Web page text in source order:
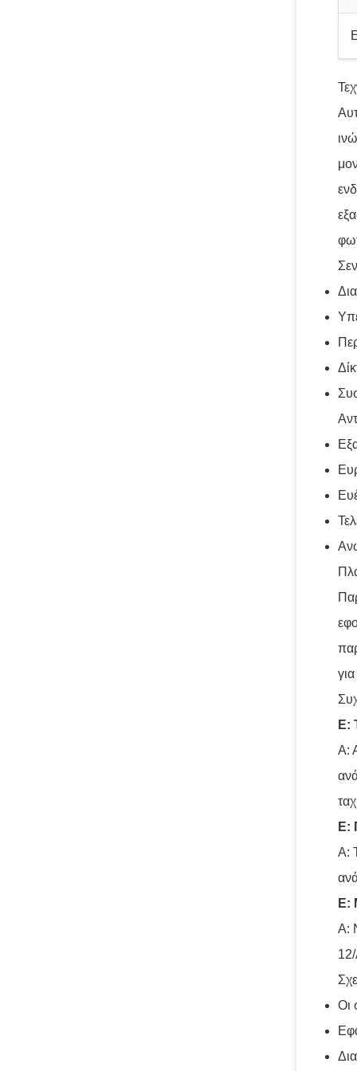
Ε:
Α:
Ε:
Α:
Ε:
Α:
Οι